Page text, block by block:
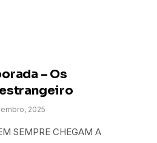
– Os
2025
SEMPRE CHEGAM A